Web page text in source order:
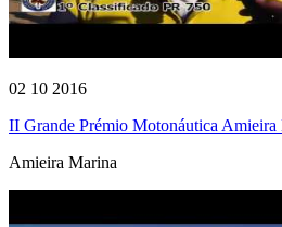
02 10 2016
II Grande Prémio Motonáutica Amieira
Amieira Marina